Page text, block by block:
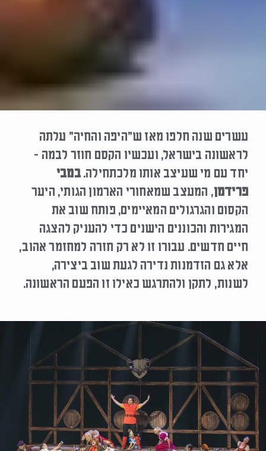
עשרים שנה חלפו מאז ש״היפה והחיה״ עלתה
לראשונה בישראל, ועכשיו הקסם חוזר לבמה –
יחד עם מי שעיצב אותו מלכתחילה.במבי
פרידמן, המעצב שמאחורי הארמון הגותי, היער
הקסום והגרגולים המאיימים, פותח שוב את
המגירות והכוננים הישנים כדי להעניק להצגה
חיים חדשים. עבורו זו לא רק חזרה למחזמר אהוב,
אלא גם הזדמנות נדירה לגעת שוב ביצירה,
לשנות, לתקן ולהתרגש כאילו זו הפעם הראשונה.